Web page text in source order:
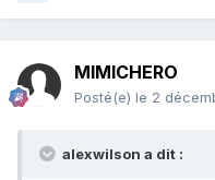
MIMICHERO
Posté(e) le 2
alexwilson a dit :